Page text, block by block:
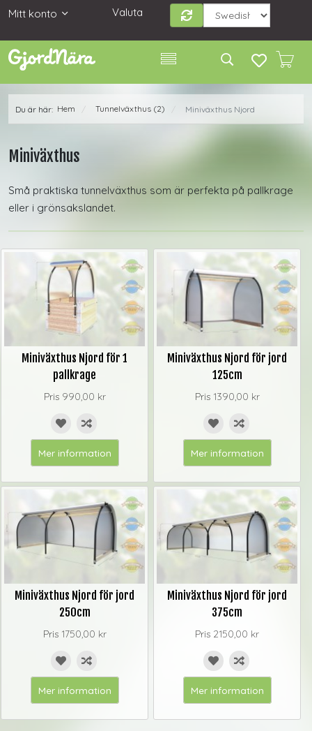
Mitt konto Valuta
Du är här: Hem / Tunnelväxthus (2) Miniväxthus Njord
Miniväxthus
Små praktiska tunnelväxthus som är perfekta på pallkrage
eller i grönsakslandet.
Miniväxthus Njord för 1
pallkrage
Pris 990,00 kr
Mer information
Miniväxthus Njord för jord
125cm
Pris 1390,00 kr
Mer information
Miniväxthus Njord för jord
250cm
Pris 1750,00 kr
Mer information
Miniväxthus Njord för jord
375cm
Pris 2150,00 kr
Mer information